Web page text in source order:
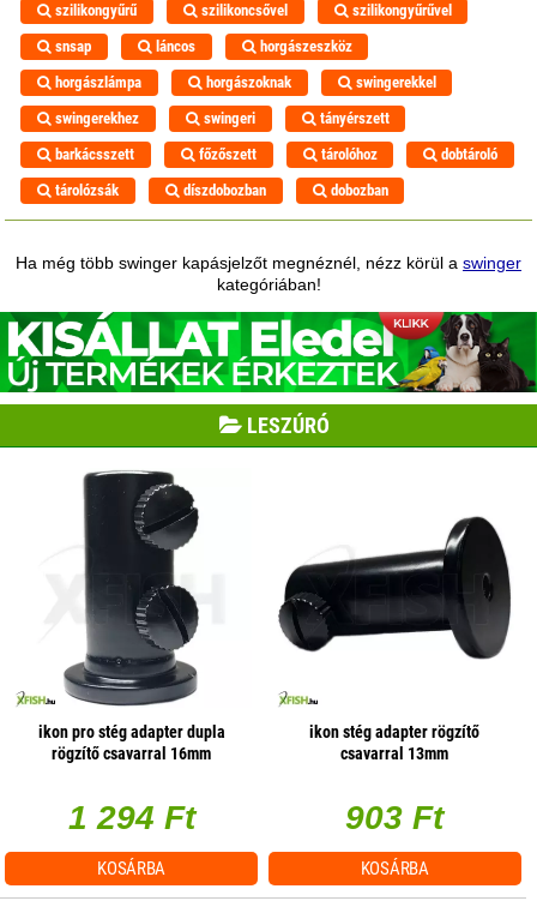
szilikongyűrű szilikoncsővel
szilikongyűrűvel
snsap
láncos
horgászeszköz
horgászlámpa
horgászoknak
swingerekkel
swingerekhez
swingeri
tányérszett
barkácsszett
főzőszett tárolóhoz
dobtároló
tárolózsák
díszdobozban dobozban
Ha még több swinger kapásjelzőt megnéznél, nézz körül a swinger
kategóriában!
LESZÚRÓ
ikon pro stég adapter dupla
rögzítő csavarral 16mm
1 294 Ft
KOSÁRBA
ikon stég adapter rögzítő
csavarral 13mm
903 Ft
KOSÁRBA